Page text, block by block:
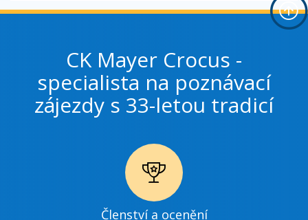
CK Mayer Crocus -
specialista na poznávací
zájezdy s 33-letou tradicí
Ikonka
Členství a ocenění